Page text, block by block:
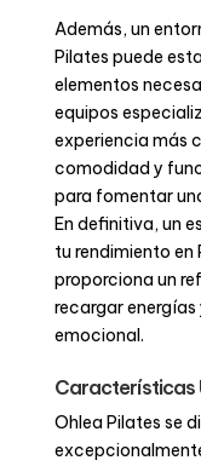
Además, un
Pilates puede
elementos
equipos
experiencia más
comodidad y
para fomentar
En definitiva, un
tu rendimiento en
proporciona un
recargar
emocional.
Características
Ohlea Pilates se